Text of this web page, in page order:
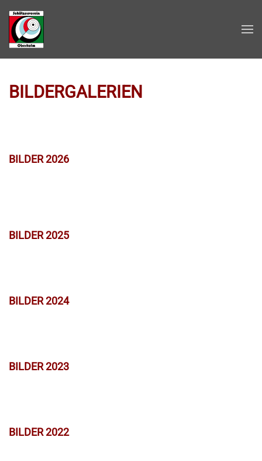
Zum Hauptinhalt springen
BILDERGALERIEN
BILDER 2026
BILDER 2025
BILDER 2024
BILDER 2023
BILDER 2022